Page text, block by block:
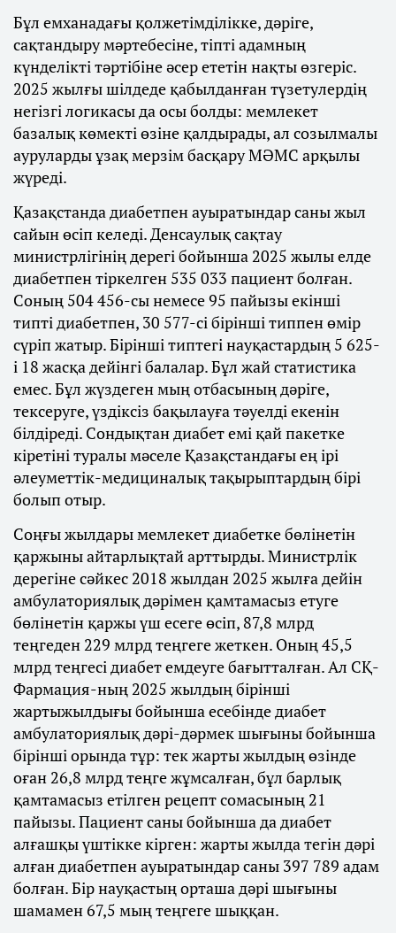
Бұл емханадағы қолжетімділікке, дәріге,
сақтандыру мәртебесіне, тіпті адамның
күнделікті тәртібіне әсер ететін нақты өзгеріс.
2025 жылғы шілдеде қабылданған түзетулердің
негізгі логикасы да осы болды: мемлекет
базалық көмекті өзіне қалдырады, ал созылмалы
ауруларды ұзақ мерзім басқару МӘМС арқылы
жүреді.
Қазақстанда диабетпен ауыратындар саны жыл
сайын өсіп келеді. Денсаулық сақтау
министрлігінің дерегі бойынша 2025 жылы елде
диабетпен тіркелген 535 033 пациент болған.
Соның 504 456-сы немесе 95 пайызы екінші
типті диабетпен, 30 577-сі бірінші типпен өмір
сүріп жатыр. Бірінші типтегі науқастардың 5 625-
і 18 жасқа дейінгі балалар. Бұл жай статистика
емес. Бұл жүздеген мың отбасының дәріге,
тексеруге, үздіксіз бақылауға тәуелді екенін
білдіреді. Сондықтан диабет емі қай пакетке
кіретіні туралы мәселе Қазақстандағы ең ірі
әлеуметтік-медициналық тақырыптардың бірі
болып отыр.
Соңғы жылдары мемлекет диабетке бөлінетін
қаржыны айтарлықтай арттырды. Министрлік
дерегіне сәйкес 2018 жылдан 2025 жылға дейін
амбулаториялық дәрімен қамтамасыз етуге
бөлінетін қаржы үш есеге өсіп, 87,8 млрд
теңгеден 229 млрд теңгеге жеткен. Оның 45,5
млрд теңгесі диабет емдеуге бағытталған. Ал СҚ-
Фармация-ның 2025 жылдың бірінші
жартыжылдығы бойынша есебінде диабет
амбулаториялық дәрі-дәрмек шығыны бойынша
бірінші орында тұр: тек жарты жылдың өзінде
оған 26,8 млрд теңге жұмсалған, бұл барлық
қамтамасыз етілген рецепт сомасының 21
пайызы. Пациент саны бойынша да диабет
алғашқы үштікке кірген: жарты жылда тегін дәрі
алған диабетпен ауыратындар саны 397 789 адам
болған. Бір науқастың орташа дәрі шығыны
шамамен 67,5 мың теңгеге шыққан.